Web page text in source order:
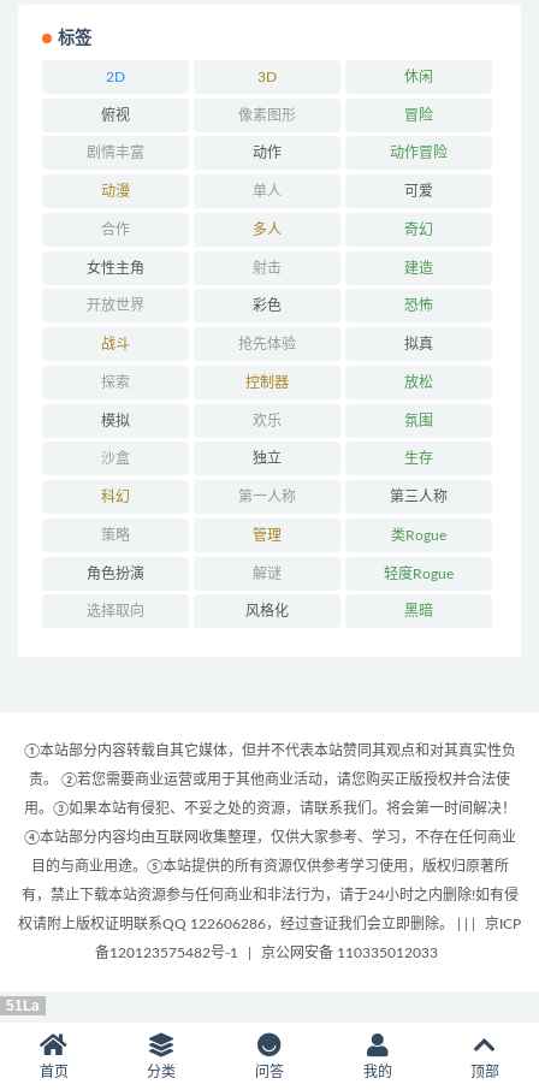
标签
2D 3D 休闲
俯视 像素图形 冒险
剧情丰富 动作 动作冒险
动漫 单人 可爱
合作 多人 奇幻
女性主角 射击 建造
开放世界 彩色 恐怖
战斗 抢先体验 拟真
探索 控制器 放松
模拟 欢乐 氛围
沙盒 独立 生存
科幻 第一人称 第三人称
策略 管理 类Rogue
角色扮演 解谜 轻度Rogue
选择取向 风格化 黑暗
①本站部分内容转载自其它媒体，但并不代表本站赞同其观点和对其真实性负
责。 ②若您需要商业运营或用于其他商业活动，请您购买正版授权并合法使
用。③如果本站有侵犯、不妥之处的资源，请联系我们。将会第一时间解决！
④本站部分内容均由互联网收集整理，仅供大家参考、学习，不存在任何商业
目的与商业用途。⑤本站提供的所有资源仅供参考学习使用，版权归原著所
有，禁止下载本站资源参与任何商业和非法行为，请于24小时之内删除!如有侵
权请附上版权证明联系QQ 122606286，经过查证我们会立即删除。 | |
京ICP
备120123575482号-1
京公网安备 110335012033
首页 分类 问答 我的 顶部
51La